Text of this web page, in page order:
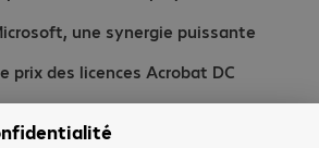
une synergie puissante
prix des licences Acrobat DC